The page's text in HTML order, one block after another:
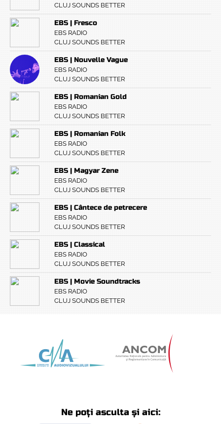
CLUJ SOUNDS BETTER
EBS | Fresco
EBS RADIO
CLUJ SOUNDS BETTER
EBS | Nouvelle Vague
EBS RADIO
CLUJ SOUNDS BETTER
EBS | Romanian Gold
EBS RADIO
CLUJ SOUNDS BETTER
EBS | Romanian Folk
EBS RADIO
CLUJ SOUNDS BETTER
EBS | Magyar Zene
EBS RADIO
CLUJ SOUNDS BETTER
EBS | Cântece de petrecere
EBS RADIO
CLUJ SOUNDS BETTER
EBS | Classical
EBS RADIO
CLUJ SOUNDS BETTER
EBS | Movie Soundtracks
EBS RADIO
CLUJ SOUNDS BETTER
Ne poți asculta și aici: